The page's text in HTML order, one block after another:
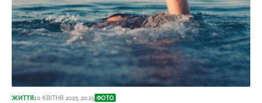
ЖИТТЯ10 КВІТНЯ 2025, 20:29 ФОТО